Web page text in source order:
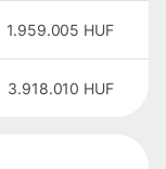
1.959.005 HUF
3.918.010 HUF